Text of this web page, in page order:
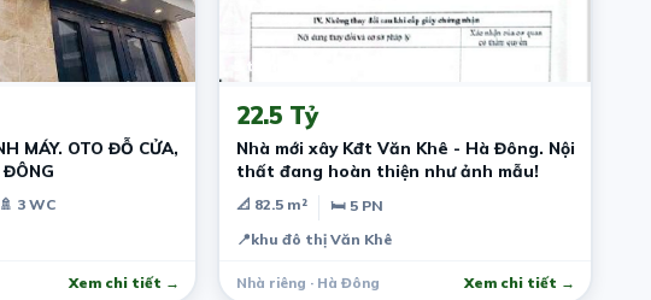
MÁY. OTO ĐỖ CỬA,
ĐÔNG
🚿 3 WC
Xem chi tiết →
3 tháng trước
22.5 Tỷ
Nhà mới xây Kđt Văn Khê - Hà Đông. Nội
thất đang hoàn thiện như ảnh mẫu!
📐 82.5 m²
🛏 5 PN
📍khu đô thị Văn Khê
Nhà riêng · Hà Đông Xem chi tiết →